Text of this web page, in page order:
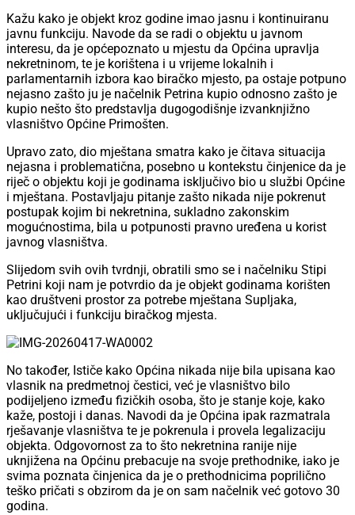
Kažu kako je objekt kroz godine imao jasnu i kontinuiranu
javnu funkciju. Navode da se radi o objektu u javnom
interesu, da je općepoznato u mjestu da Općina upravlja
nekretninom, te je korištena i u vrijeme lokalnih i
parlamentarnih izbora kao biračko mjesto, pa ostaje potpuno
nejasno zašto ju je načelnik Petrina kupio odnosno zašto je
kupio nešto što predstavlja dugogodišnje izvanknjižno
vlasništvo Općine Primošten.
Upravo zato, dio mještana smatra kako je čitava situacija
nejasna i problematična, posebno u kontekstu činjenice da je
riječ o objektu koji je godinama isključivo bio u službi Općine
i mještana. Postavljaju pitanje zašto nikada nije pokrenut
postupak kojim bi nekretnina, sukladno zakonskim
mogućnostima, bila u potpunosti pravno uređena u korist
javnog vlasništva.
Slijedom svih ovih tvrdnji, obratili smo se i načelniku Stipi
Petrini koji nam je potvrdio da je objekt godinama korišten
kao društveni prostor za potrebe mještana Supljaka,
uključujući i funkciju biračkog mjesta.
No također, Ističe kako Općina nikada nije bila upisana kao
vlasnik na predmetnoj čestici, već je vlasništvo bilo
podijeljeno između fizičkih osoba, što je stanje koje, kako
kaže, postoji i danas. Navodi da je Općina ipak razmatrala
rješavanje vlasništva te je pokrenula i provela legalizaciju
objekta. Odgovornost za to što nekretnina ranije nije
uknjižena na Općinu prebacuje na svoje prethodnike, iako je
svima poznata činjenica da je o prethodnicima poprilično
teško pričati s obzirom da je on sam načelnik već gotovo 30
godina.